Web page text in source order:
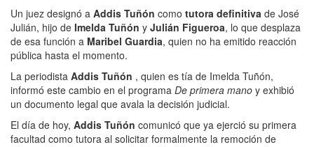
Un juez designó a Addis Tuñón como tutora definitiva de José
Julián, hijo de Imelda Tuñón y Julián Figueroa, lo que desplaza
de esa función a Maribel Guardia, quien no ha emitido reacción
pública hasta el momento.
La periodista Addis Tuñón , quien es tía de Imelda Tuñón,
informó este cambio en el programa De primera mano y exhibió
un documento legal que avala la decisión judicial.
El día de hoy, Addis Tuñón comunicó que ya ejerció su primera
facultad como tutora al solicitar formalmente la remoción de